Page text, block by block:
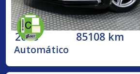
2018 85108 km
Automático